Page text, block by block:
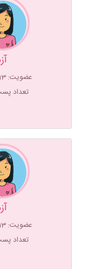
عضویت: 1403/10/13
تعداد پست:
عضویت: 1403/10/13
تعداد پست: